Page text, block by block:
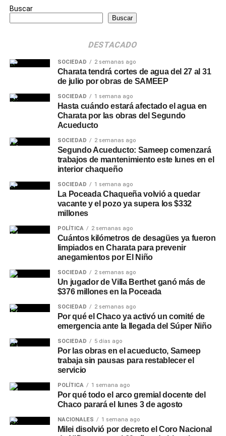
Buscar
Buscar
DESTACADO
SOCIEDAD 2 semanas ago
Charata tendrá cortes de agua del 27 al 31
de julio por obras de SAMEEP
SOCIEDAD 1 semana ago
Hasta cuándo estará afectado el agua en
Charata por las obras del Segundo
Acueducto
SOCIEDAD 2 semanas ago
Segundo Acueducto: Sameep comenzará
trabajos de mantenimiento este lunes en el
interior chaqueño
SOCIEDAD 1 semana ago
La Poceada Chaqueña volvió a quedar
vacante y el pozo ya supera los $332
millones
POLÍTICA 2 semanas ago
Cuántos kilómetros de desagües ya fueron
limpiados en Charata para prevenir
anegamientos por El Niño
SOCIEDAD 2 semanas ago
Un jugador de Villa Berthet ganó más de
$376 millones en la Poceada
SOCIEDAD 2 semanas ago
Por qué el Chaco ya activó un comité de
emergencia ante la llegada del Súper Niño
SOCIEDAD 5 días ago
Por las obras en el acueducto, Sameep
trabaja sin pausas para restablecer el
servicio
POLÍTICA 1 semana ago
Por qué todo el arco gremial docente del
Chaco parará el lunes 3 de agosto
NACIONALES 1 semana ago
Milei disolvió por decreto el Coro Nacional